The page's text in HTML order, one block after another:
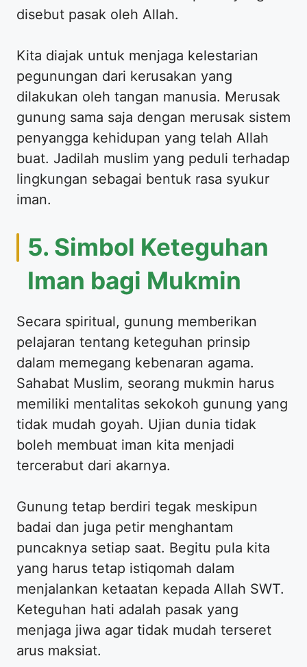
disebut pasak oleh Allah.
Kita diajak untuk menjaga kelestarian
pegunungan dari kerusakan yang
dilakukan oleh tangan manusia. Merusak
gunung sama saja dengan merusak sistem
penyangga kehidupan yang telah Allah
buat. Jadilah muslim yang peduli terhadap
lingkungan sebagai bentuk rasa syukur
iman.
5. Simbol Keteguhan
Iman bagi Mukmin
Secara spiritual, gunung memberikan
pelajaran tentang keteguhan prinsip
dalam memegang kebenaran agama.
Sahabat Muslim, seorang mukmin harus
memiliki mentalitas sekokoh gunung yang
tidak mudah goyah. Ujian dunia tidak
boleh membuat iman kita menjadi
tercerabut dari akarnya.
Gunung tetap berdiri tegak meskipun
badai dan juga petir menghantam
puncaknya setiap saat. Begitu pula kita
yang harus tetap istiqomah dalam
menjalankan ketaatan kepada Allah SWT.
Keteguhan hati adalah pasak yang
menjaga jiwa agar tidak mudah terseret
arus maksiat.